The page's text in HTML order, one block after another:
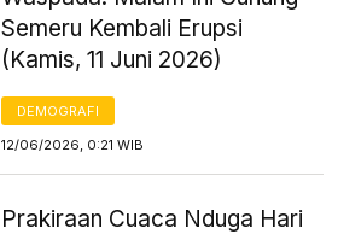
Semeru Kembali Erupsi
(Kamis, 11 Juni 2026)
DEMOGRAFI
12/06/2026, 0:21 WIB
Prakiraan Cuaca Nduga Hari